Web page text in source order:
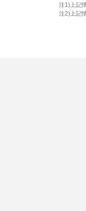
注1)上記
注2)上記